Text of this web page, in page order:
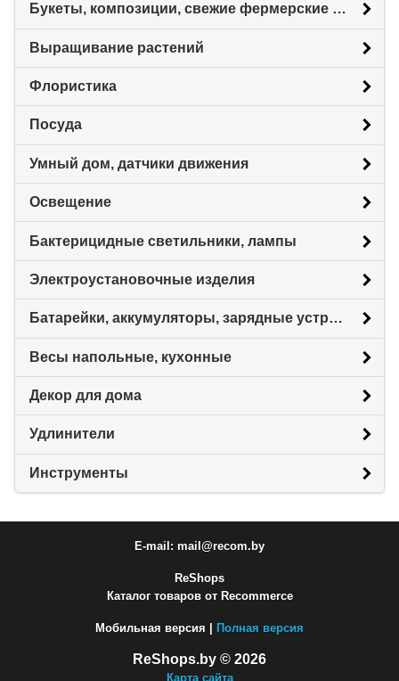
Букеты, композиции, свежие фермерские цветы
Выращивание растений
Флористика
Посуда
Умный дом, датчики движения
Освещение
Бактерицидные светильники, лампы
Электроустановочные изделия
Батарейки, аккумуляторы, зарядные устройства
Весы напольные, кухонные
Декор для дома
Удлинители
Инструменты
E-mail: mail@recom.by
ReShops
Каталог товаров от Recommerce
Мобильная версия | Полная версия
ReShops.by © 2026
Карта сайта